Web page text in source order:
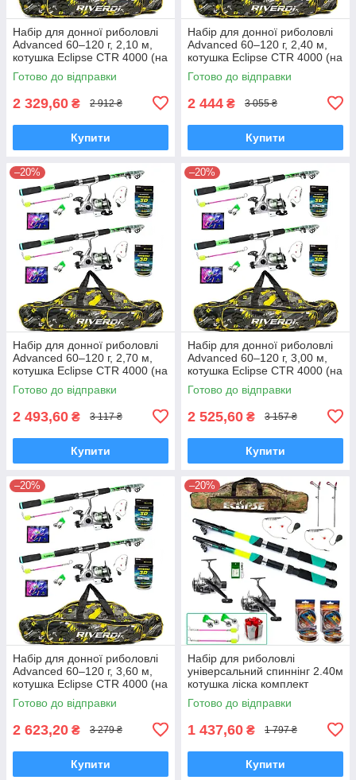
Набір для донної риболовлі
Advanced 60–120 г, 2,10 м,
котушка Eclipse CTR 4000 (на
2 вудилища)
Готово до відправки
2 329,60 ₴ 2 912 ₴
Купити
Набір для донної риболовлі
Advanced 60–120 г, 2,40 м,
котушка Eclipse CTR 4000 (на
2 вудилища)
Готово до відправки
2 444 ₴ 3 055 ₴
Купити
–20%
Набір для донної риболовлі
Advanced 60–120 г, 2,70 м,
котушка Eclipse CTR 4000 (на
2 вудилища)
Готово до відправки
2 493,60 ₴ 3 117 ₴
Купити
–20%
Набір для донної риболовлі
Advanced 60–120 г, 3,00 м,
котушка Eclipse CTR 4000 (на
2 вудилища)
Готово до відправки
2 525,60 ₴ 3 157 ₴
Купити
–20%
Набір для донної риболовлі
Advanced 60–120 г, 3,60 м,
котушка Eclipse CTR 4000 (на
2 вудилища)
Готово до відправки
2 623,20 ₴ 3 279 ₴
Купити
–20%
Набір для риболовлі
універсальний спиннінг 2.40м
котушка ліска комплект
готовий на 2 вудилища
Готово до відправки
1 437,60 ₴ 1 797 ₴
Купити